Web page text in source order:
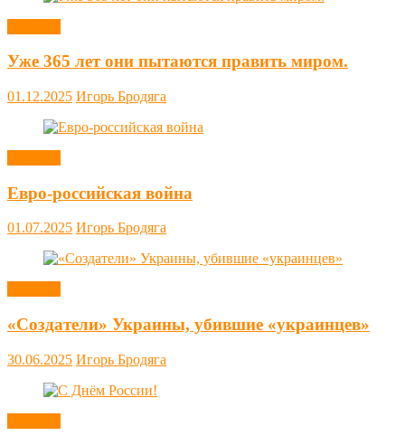
Уже 365 лет они пытаются править миром.
01.12.2025 Игорь Бродяга
Евро-российская война
01.07.2025 Игорь Бродяга
«Создатели» Украины, убившие «украинцев»
30.06.2025 Игорь Бродяга